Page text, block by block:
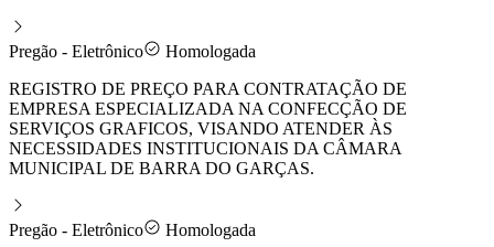
Pregão - Eletrônico
Homologada
REGISTRO DE PREÇO PARA CONTRATAÇÃO DE
EMPRESA ESPECIALIZADA NA CONFECÇÃO DE
SERVIÇOS GRAFICOS, VISANDO ATENDER ÀS
NECESSIDADES INSTITUCIONAIS DA CÂMARA
MUNICIPAL DE BARRA DO GARÇAS.
Pregão - Eletrônico
Homologada